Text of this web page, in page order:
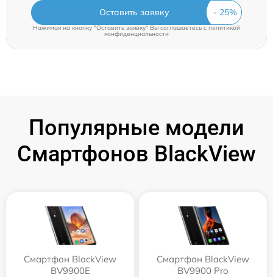
Оставить заявку
Нажимая на кнопку "Оставить заявку" Вы соглашаетесь cполитикой
конфиденциальности
Популярные модели
Смартфонов BlackView
Смартфон BlackView
BV9900E
Смартфон BlackView
BV9900 Pro